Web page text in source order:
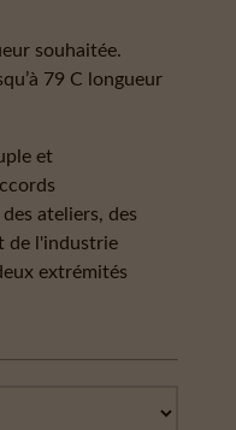
souhaitée.
79 C longueur
et
ateliers, des
de l'industrie
extrémités